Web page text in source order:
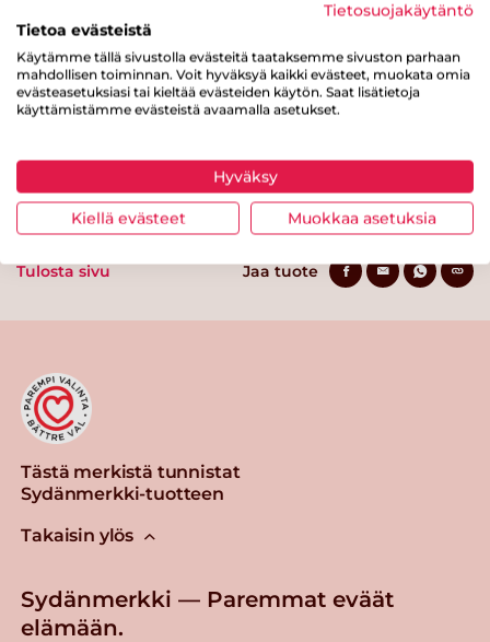
josta sokereita
Kuitua 0.3 g
Proteiinia
Tulosta sivu Jaa tuote
Tästä merkistä tunnistat
Sydänmerkki-tuotteen
Takaisin ylös
Sydänmerkki — Paremmat eväät
elämään.
Tietosuojakäytäntö
Tietoa evästeistä
Käytämme tällä sivustolla evästeitä taataksemme sivuston parhaan
mahdollisen toiminnan. Voit hyväksyä kaikki evästeet, muokata omia
evästeasetuksiasi tai kieltää evästeiden käytön. Saat lisätietoja
käyttämistämme evästeistä avaamalla asetukset.
Hyväksy
Kiellä evästeet Muokkaa asetuksia